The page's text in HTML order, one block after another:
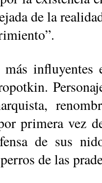
de la
primera vez
de sus
de las